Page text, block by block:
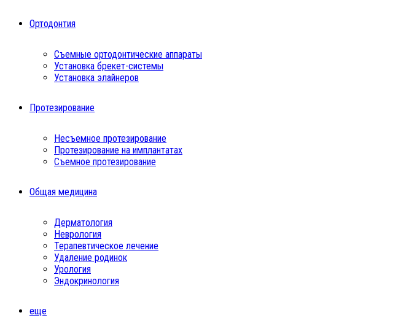
Ортодонтия
Съемные ортодонтические аппараты
Установка брекет-системы
Установка элайнеров
Протезирование
Несъемное протезирование
Протезирование на имплантатах
Съемное протезирование
Общая медицина
Дерматология
Неврология
Терапевтическое лечение
Удаление родинок
Урология
Эндокринология
еще